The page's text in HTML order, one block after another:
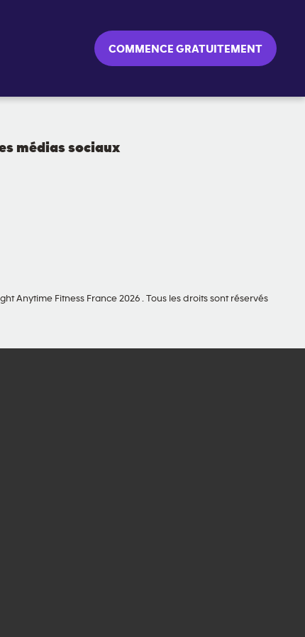
COMMENCE GRATUITEMENT
médias sociaux
Anytime Fitness France 2026 . Tous les droits sont réservés